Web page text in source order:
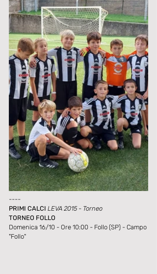
----
PRIMI CALCI LEVA 2015 - Torneo
TORNEO FOLLO
Domenica 16/10 - Ore 10:00 - Follo (SP) - Campo
"Follo"